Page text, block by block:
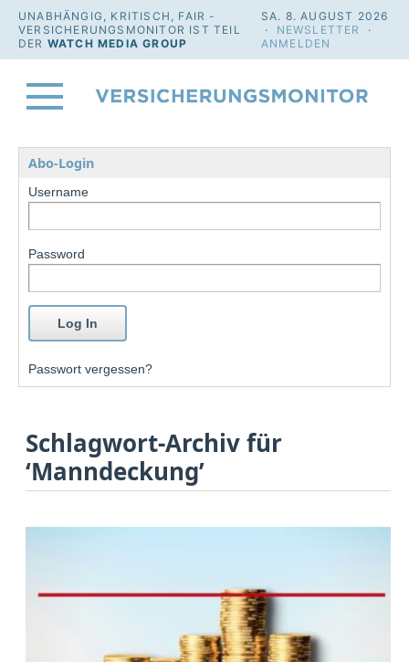
UNABHÄNGIG, KRITISCH, FAIR -
VERSICHERUNGSMONITOR IST TEIL
DER WATCH MEDIA GROUP
SA. 8. AUGUST 2026
· NEWSLETTER
·
ANMELDEN
Abo-Login
Username
Password
Passwort vergessen?
Schlagwort-Archiv für
‘Manndeckung’